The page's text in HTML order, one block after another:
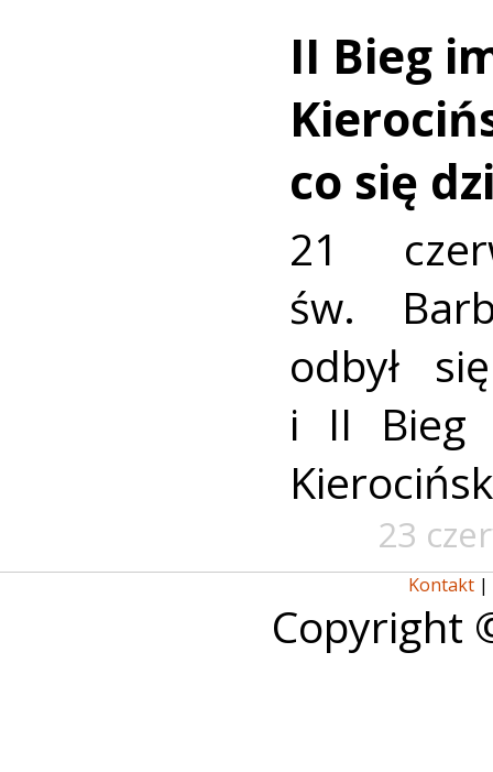
II Bieg
co się
21
św.
odbył
i II Bieg
23
Kontakt |
Copyright